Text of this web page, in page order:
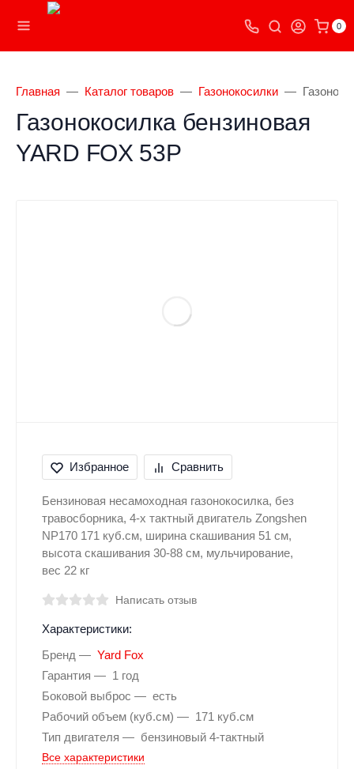
0
Главная Каталог товаров Газонокосилки
Газонокосилка бензиновая
YARD FOX 53P
Избранное Сравнить
Бензиновая несамоходная газонокосилка, без
травосборника, 4-х тактный двигатель Zongshen
NP170 171 куб.см, ширина скашивания 51 см,
высота скашивания 30-88 см, мульчирование,
вес 22 кг
Написать отзыв
Характеристики:
Бренд
Yard Fox
Гарантия
1 год
Боковой выброс
есть
Рабочий объем (куб.см)
171 куб.см
Тип двигателя
бензиновый 4-тактный
Все характеристики